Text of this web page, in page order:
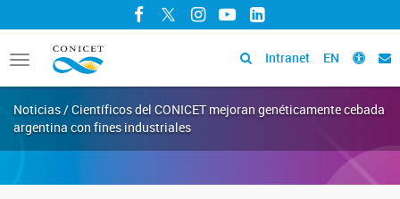
Facebook
TwitterInstagram
YouTubeLinkedIn
Toggle
navigation
Intranet EN
Noticias / Científicos del CONICET mejoran genéticamente cebada
argentina con fines industriales